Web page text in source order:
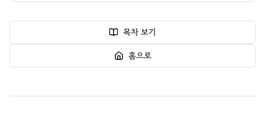
목차 보기
홈으로